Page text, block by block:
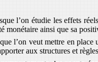
l’on étudie les effets
monétaire ainsi que sa
l’on veut mettre en
aux structures et